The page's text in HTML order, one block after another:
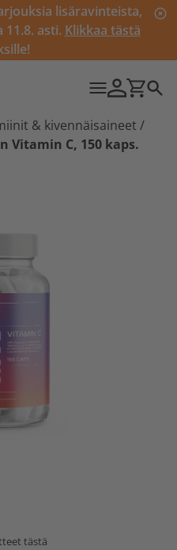
lisäravinteista,
asti. Klikkaa tästä
& kivennäisaineet /
Vitamin C, 150 kaps.
tästä